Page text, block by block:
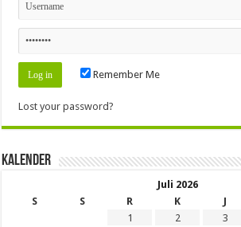
Remember Me
Lost your password?
Kalender
Juli 2026
S
S R K J
1
2 3